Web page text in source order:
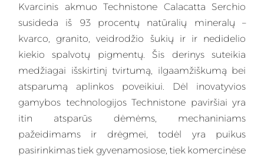
Kvarcinis akmuo Technistone Calacatta Serchio
susideda iš 93 procentų natūralių mineralų –
kvarco, granito, veidrodžio šukių ir ir nedidelio
kiekio spalvotų pigmentų. Šis derinyssuteikia
medžiagai išskirtinį tvirtumą, ilgaamžiškumą bei
atsparumą aplinkos poveikiui. Dėl inovatyvios
gamybos technologijos Technistone paviršiai yra
itin atsparūs dėmėms, mechaniniams
pažeidimams ir drėgmei, todėl yra puikus
pasirinkimas tiek gyvenamosiose, tiek komercinėse